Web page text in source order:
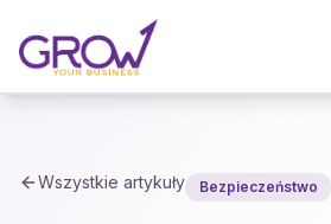
Strona główna
Czy vibe coding jest bezpieczny?
Wszystkie artykuły Bezpieczeństwo